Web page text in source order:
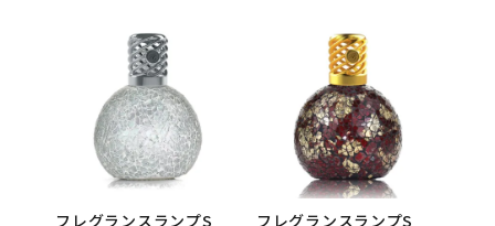
フレグランスランプS フレグランスランプS